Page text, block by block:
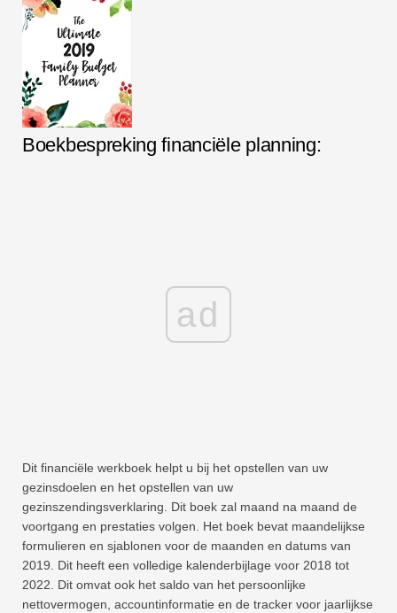
Boekbespreking financiële planning:
ad
Dit financiële werkboek helpt u bij het opstellen van uw
gezinsdoelen en het opstellen van uw
gezinszendingsverklaring. Dit boek zal maand na maand de
voortgang en prestaties volgen. Het boek bevat maandelijkse
formulieren en sjablonen voor de maanden en datums van
2019. Dit heeft een volledige kalenderbijlage voor 2018 tot
2022. Dit omvat ook het saldo van het persoonlijke
nettovermogen, accountinformatie en de tracker voor jaarlijkse